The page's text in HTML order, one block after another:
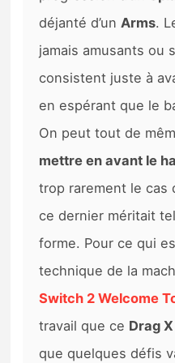
déjanté d’un Arms.
jamais amusants ou
consistent juste à
en espérant que le
On peut tout de
mettre en avant le
trop rarement le cas
ce dernier méritait
forme. Pour ce qui
technique de la
Switch 2 Welcome
travail que ce Drag
que quelques défis